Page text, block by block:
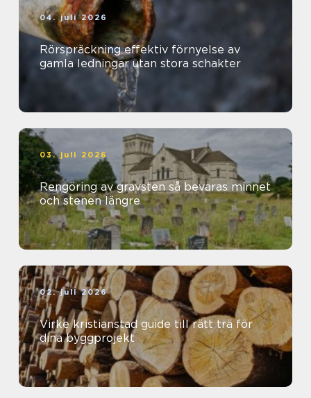
04. juli 2026
Rörspräckning effektiv förnyelse av
gamla ledningar utan stora schakter
03. juli 2026
Rengöring av gravsten så bevaras minnet
och stenen längre
02. juli 2026
Virke kristianstad guide till rätt trä för
dina byggprojekt